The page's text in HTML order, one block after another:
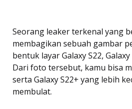
Seorang leaker terkenal yang
membagikan sebuah gambar
bentuk layar Galaxy S22,
Dari foto tersebut, kamu bisa
serta Galaxy S22+ yang lebih
membulat.